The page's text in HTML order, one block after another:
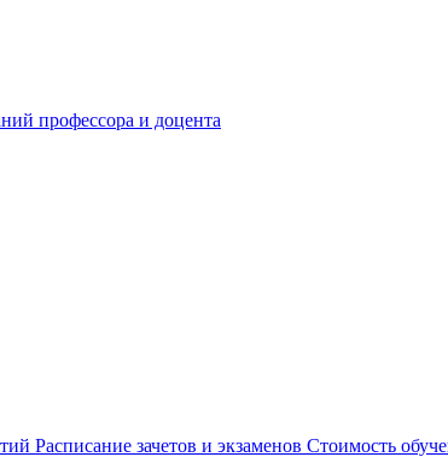
профессора и доцента
Расписание зачетов и экзаменов Стоимость